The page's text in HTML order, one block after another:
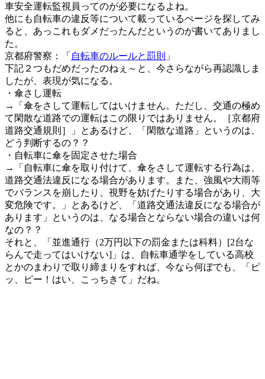
車安全運転監視員ってのが必要になるよね。
他にも自転車の違反等について載っているぺージを探してみ
ると、あっこれもダメだったんだというのが書いてありまし
た。
京都府警察：「 自転車のルールと罰則 」
下記２つもだめだったのねぇ～と、今さらながら再認識しま
したが、表現が気になる。
・傘さし運転
→「傘をさして運転してはいけません。ただし、交通の極め
て閑散な道路での運転はこの限りではありません。［京都府
道路交通規則］」とあるけど、「閑散な道路」というのは、
どう判断するの？？
・自転車に傘を固定させた場合
→「自転車に傘を取り付けて、傘をさして運転する行為は、
道路交通法違反になる場合があります。また、強風や大雨等
でバランスを崩したり、視野を妨げたりする場合があり、大
変危険です。」とあるけど、「道路交通法違反になる場合が
あります」というのは、なる場合とならない場合の違いは何
なの？？
それと、「並進通行（2万円以下の罰金または科料）[2台な
らんで走ってはいけない]」は、自転車通学をしている高校
とかのまわりで取り締まりをすれば、今なら何ぼでも、「ピ
ッ、ピー！はい、こっちきて」だね。